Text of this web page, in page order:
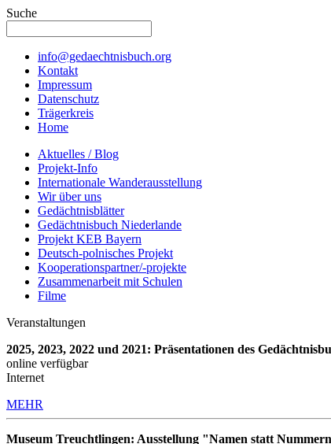
Suche
info@gedaechtnisbuch.org
Kontakt
Impressum
Datenschutz
Trägerkreis
Home
Aktuelles / Blog
Projekt-Info
Internationale Wanderausstellung
Wir über uns
Gedächtnisblätter
Gedächtnisbuch Niederlande
Projekt KEB Bayern
Deutsch-polnisches Projekt
Kooperationspartner/-projekte
Zusammenarbeit mit Schulen
Filme
Veranstaltungen
2025, 2023, 2022 und 2021: Präsentationen des
online verfügbar
Internet
MEHR
Museum Treuchtlingen: Ausstellung "Namen statt